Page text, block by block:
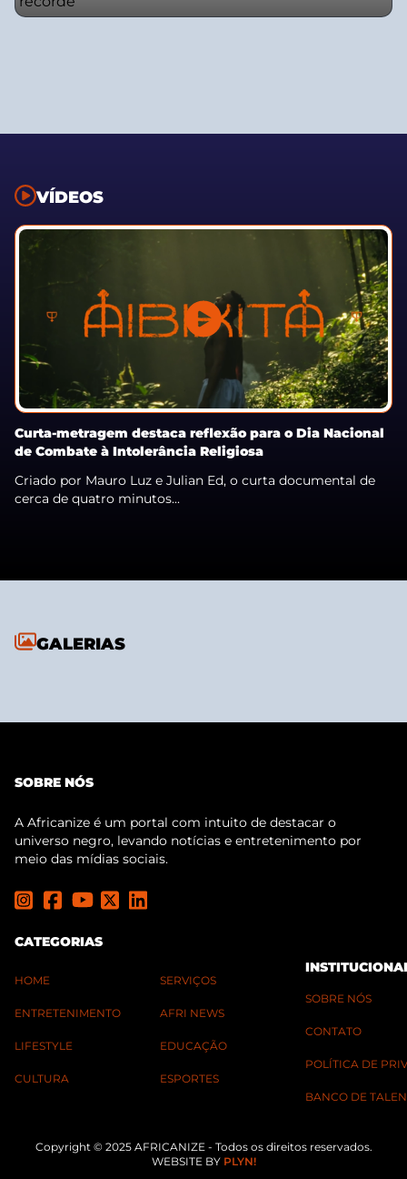
VÍDEOS
Curta-metragem destaca reflexão para o Dia Nacional
de Combate à Intolerância Religiosa
Criado por Mauro Luz e Julian Ed, o curta documental de
cerca de quatro minutos...
GALERIAS
SOBRE NÓS
A Africanize é um portal com intuito de destacar o
universo negro, levando notícias e entretenimento por
meio das mídias sociais.
CATEGORIAS
HOME
ENTRETENIMENTO
LIFESTYLE
CULTURA
SERVIÇOS
AFRI NEWS
EDUCAÇÃO
ESPORTES
SOBRE NÓS
CONTATO
POLÍTICA DE
BANCO DE
Copyright © 2025 AFRICANIZE - Todos os direitos reservados.
WEBSITE BY PLYN!